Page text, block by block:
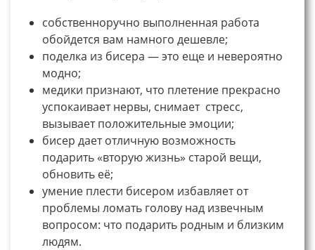
собственноручно выполненная работа
обойдется вам намного дешевле;
поделка из бисера — это еще и невероятно
модно;
медики признают, что плетение прекрасно
успокаивает нервы, снимает стресс,
вызывает положительные эмоции;
бисер дает отличную возможность
подарить «вторую жизнь» старой вещи,
обновить её;
умение плести бисером избавляет от
проблемы ломать голову над извечным
вопросом: что подарить родным и близким
людям.